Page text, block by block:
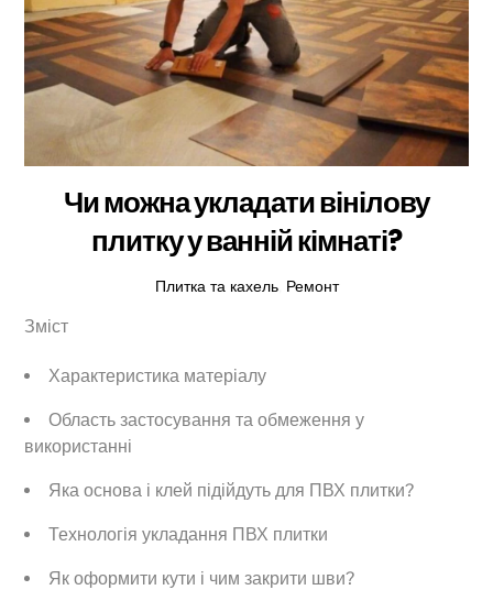
Чи можна укладати вінілову
плитку у ванній кімнаті?
Плитка та кахель, Ремонт
Зміст
Характеристика матеріалу
Область застосування та обмеження у
використанні
Яка основа і клей підійдуть для ПВХ плитки?
Технологія укладання ПВХ плитки
Як оформити кути і чим закрити шви?